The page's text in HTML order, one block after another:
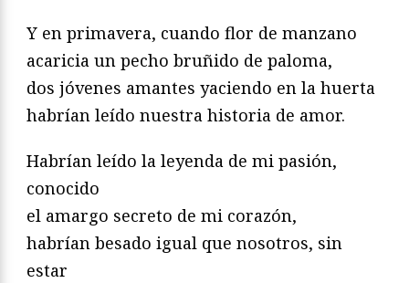
Y en primavera, cuando flor de manzano
acaricia un pecho bruñido de paloma,
dos jóvenes amantes yaciendo en la huerta
habrían leído nuestra historia de amor.
Habrían leído la leyenda de mi pasión,
conocido
el amargo secreto de mi corazón,
habrían besado igual que nosotros, sin
estar